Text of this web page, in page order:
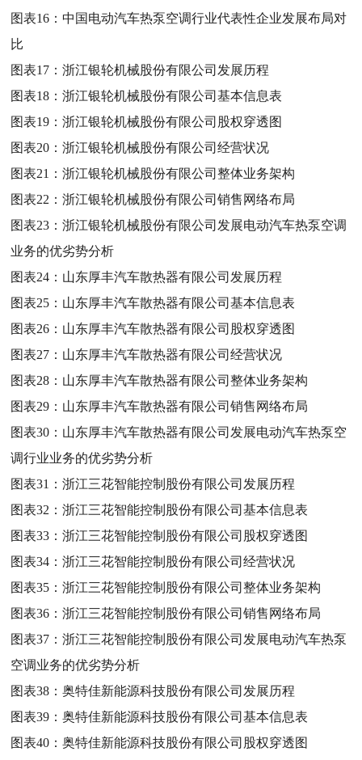
图表16：中国电动汽车热泵空调行业代表性企业发展布局对
比
图表17：浙江银轮机械股份有限公司发展历程
图表18：浙江银轮机械股份有限公司基本信息表
图表19：浙江银轮机械股份有限公司股权穿透图
图表20：浙江银轮机械股份有限公司经营状况
图表21：浙江银轮机械股份有限公司整体业务架构
图表22：浙江银轮机械股份有限公司销售网络布局
图表23：浙江银轮机械股份有限公司发展电动汽车热泵空调
业务的优劣势分析
图表24： 山东厚丰汽车散热器有限公司发展历程
图表25： 山东厚丰汽车散热器有限公司基本信息表
图表26： 山东厚丰汽车散热器有限公司股权穿透图
图表27： 山东厚丰汽车散热器有限公司经营状况
图表28： 山东厚丰汽车散热器有限公司整体业务架构
图表29： 山东厚丰汽车散热器有限公司销售网络布局
图表30： 山东厚丰汽车散热器有限公司发展电动汽车热泵空
调行业业务的优劣势分析
图表31：浙江三花智能控制股份有限公司发展历程
图表32：浙江三花智能控制股份有限公司基本信息表
图表33：浙江三花智能控制股份有限公司股权穿透图
图表34：浙江三花智能控制股份有限公司经营状况
图表35：浙江三花智能控制股份有限公司整体业务架构
图表36：浙江三花智能控制股份有限公司销售网络布局
图表37：浙江三花智能控制股份有限公司发展电动汽车热泵
空调业务的优劣势分析
图表38：奥特佳新能源科技股份有限公司发展历程
图表39：奥特佳新能源科技股份有限公司基本信息表
图表40：奥特佳新能源科技股份有限公司股权穿透图